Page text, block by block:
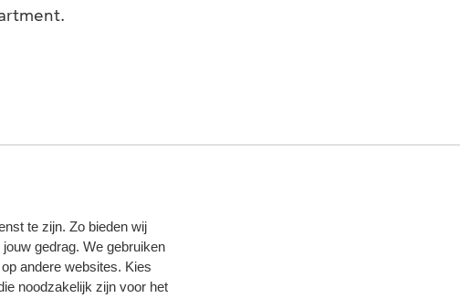
te zijn. Zo bieden wij
gedrag. We gebruiken
andere websites. Kies
noodzakelijk zijn voor het